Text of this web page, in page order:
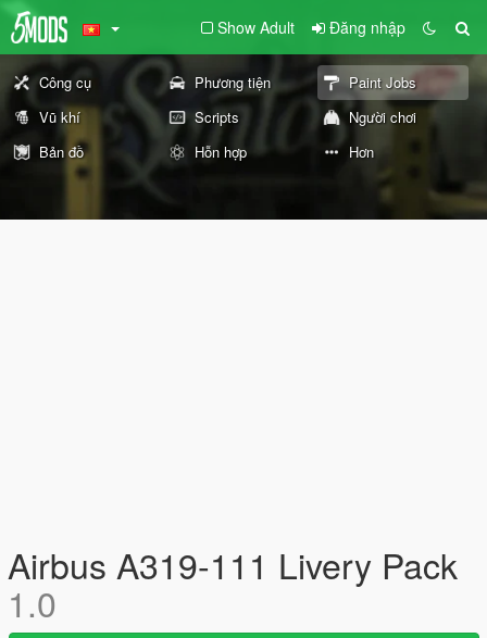
Show Adult Đăng nhập
Công cụ Phương tiện
Paint Jobs
Vũ khí
Scripts
Người chơi
Bản đồ
Hỗn hợp Hơn
Airbus A319-111 Livery Pack
1.0